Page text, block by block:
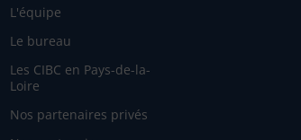
L'équipe
Le bureau
Les CIBC en Pays-de-la-
Loire
Nos partenaires privés